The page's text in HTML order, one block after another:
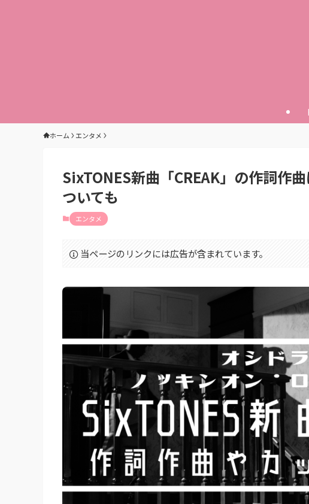
ホーム エンタメ
SixTONES新曲「CREAK」の作詞作
ついても
エンタメ
当ページのリンクには広告が含まれています。